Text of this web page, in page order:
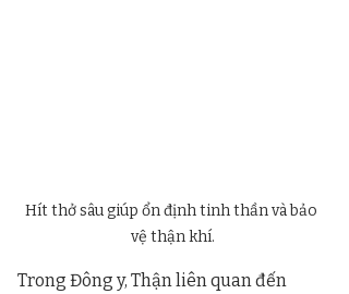
Hít thở sâu giúp ổn định tinh thần và bảo
vệ thận khí.
Trong Đông y, Thận liên quan đến